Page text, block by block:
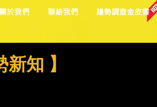
關於我們 聯絡我們 趨勢調查金皮書
知 】